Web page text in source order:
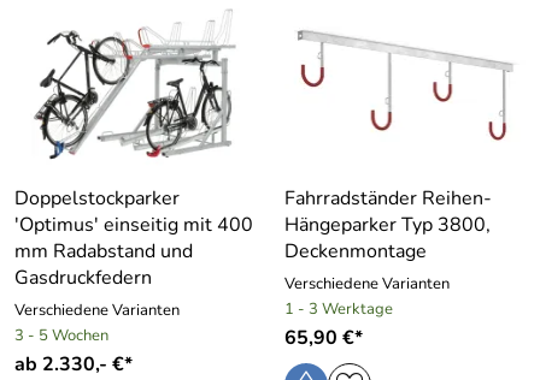
Doppelstockparker
′Optimus′ einseitig mit 400
mm Radabstand und
Gasdruckfedern
Verschiedene Varianten
3 - 5 Wochen
ab 2.330,- €*
Fahrradständer Reihen-
Hängeparker Typ 3800,
Deckenmontage
Verschiedene Varianten
1 - 3 Werktage
65,90 €*